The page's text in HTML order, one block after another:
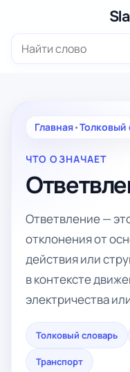
содержимому
Поиск:
Главная•Толковый
ЧТО ОЗНАЧАЕТ
Ответвление —
отклонения от
действия или
в контексте
электричества
Толковый словарь
Транспорт